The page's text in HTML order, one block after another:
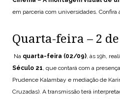
em parceria com universidades. Confira
Quarta-feira – 2
Na quarta-feira (02/09), às 19h,
Século 21, que contará com a
Prudence Kalambay e mediação de
Cruzadas). A transmissão terá